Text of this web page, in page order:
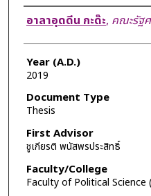
Author
อาลาอุดดีน กะด๊ะ, คณะรัฐ
Year (A.D.)
2019
Document Type
Thesis
First Advisor
ชูเกียรติ พนัสพรประสิทธิ์
Faculty/College
Faculty of Political Science